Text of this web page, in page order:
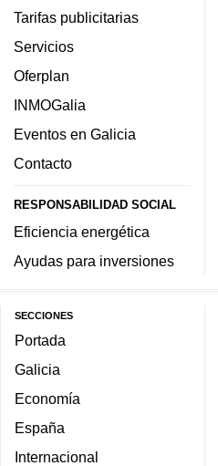
Tarifas publicitarias
Servicios
Oferplan
INMOGalia
Eventos en Galicia
Contacto
RESPONSABILIDAD SOCIAL
Eficiencia energética
Ayudas para inversiones
SECCIONES
Portada
Galicia
Economía
España
Internacional